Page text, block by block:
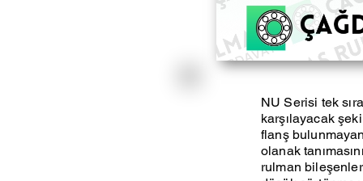
NU Serisi tek
karşılayacak
flanş
olanak
rulman